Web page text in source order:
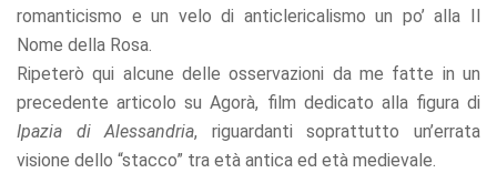
romanticismo e un velo di anticlericalismo un po’ alla Il
Nome della Rosa.
Ripeterò qui alcune delle osservazioni da me fatte in un
precedente articolo su Agorà, film dedicato alla figura di
Ipazia di Alessandria, riguardanti soprattutto un’errata
visione dello “stacco” tra età antica ed età medievale.